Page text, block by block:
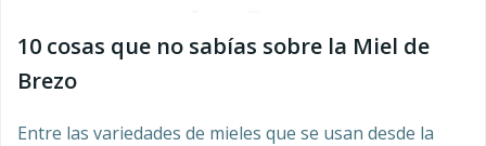
10 cosas que no sabías sobre la Miel de
Brezo
Entre las variedades de mieles que se usan desde la